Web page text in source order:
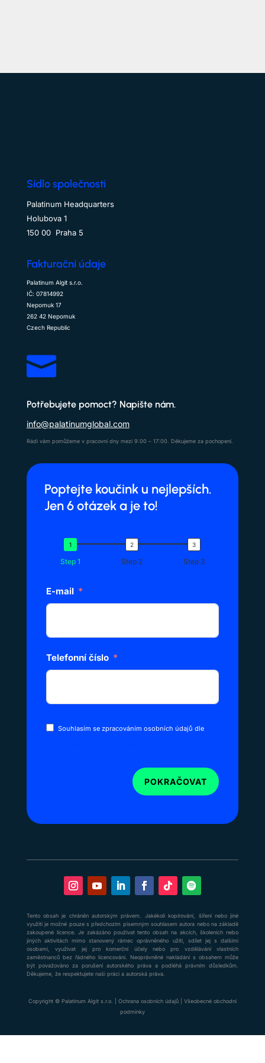
Sídlo společnosti
Palatinum Headquarters
Holubova 1
150 00 Praha 5
Fakturační údaje
Palatinum Algit s.r.o.
IČ: 07814992
Nepomuk 17
262 42 Nepomuk
Czech Republic

Potřebujete pomoct? Napište nám.
info@palatinumglobal.com
Rádi vám pomůžeme v pracovní dny mezi 9:00 – 17:00. Děkujeme za pochopení.
Poptejte koučink u nejlepších.
Jen 6 otázek a je to!
Step 1 Step 2 Step 3
E-mail
Telefonní číslo
Souhlasím se zpracováním osobních údajů dle
POKRAČOVAT
Tento obsah je chráněn autorským právem. Jakékoli kopírování, šíření nebo jiné
využití je možné pouze s předchozím písemným souhlasem autora nebo na základě
zakoupené licence. Je zakázáno používat tento obsah na akcích, školeních nebo
jiných aktivitách mimo stanovený rámec oprávněného užití, sdílet jej s dalšími
osobami, využívat jej pro komerční účely nebo pro vzdělávání vlastních
zaměstnanců bez řádného licencování. Neoprávněné nakládání s obsahem může
být považováno za porušení autorského práva a podléhá právním důsledkům.
Děkujeme, že respektujete naši práci a autorská práva.
Copyright © Palatinum Algit s.r.o. | Ochrana osobních údajů
Všeobecné obchodní
podmínky